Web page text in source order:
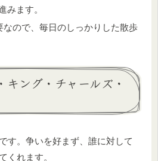
みます。
なので、毎日のしっかりした散歩
ング・チャールズ・
です。争いを好まず、誰に対して
くれます。